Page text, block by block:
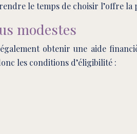
le temps de choisir l’offre la
modestes
obtenir une aide
les conditions d’éligibilité :